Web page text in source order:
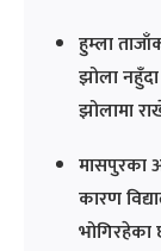
हुम्ला
झोला नहुँदा
झोलामा
मासपुरका
कारण
भोगिरहेका